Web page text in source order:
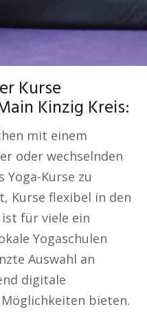
Kurse
Kinzig Kreis:
mit einem
oder wechselnden
Kurse zu
Kurse flexibel in den
für viele ein
Yogaschulen
Auswahl an
digitale
bieten.